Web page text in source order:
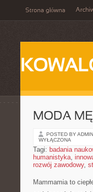
Strona główna
MODA
POSTED BY ADMIN
WYŁĄCZONA
Tagi: badania
humanistyka,
rozwój zawodowy,
Mammamia to